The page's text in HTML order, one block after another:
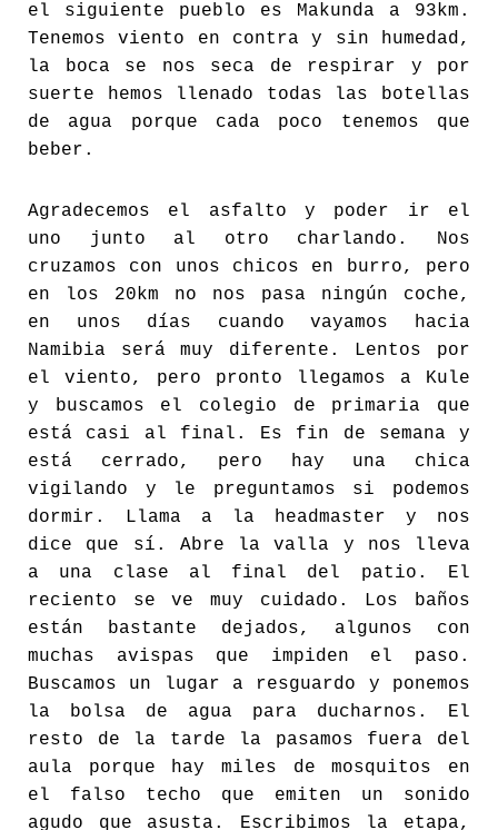
el siguiente pueblo es Makunda a 93km.
Tenemos viento en contra y sin humedad,
la boca se nos seca de respirar y por
suerte hemos llenado todas las botellas
de agua porque cada poco tenemos que
beber.
Agradecemos el asfalto y poder ir el
uno junto al otro charlando. Nos
cruzamos con unos chicos en burro, pero
en los 20km no nos pasa ningún coche,
en unos días cuando vayamos hacia
Namibia será muy diferente. Lentos por
el viento, pero pronto llegamos a Kule
y buscamos el colegio de primaria que
está casi al final. Es fin de semana y
está cerrado, pero hay una chica
vigilando y le preguntamos si podemos
dormir. Llama a la headmaster y nos
dice que sí. Abre la valla y nos lleva
a una clase al final del patio. El
reciento se ve muy cuidado. Los baños
están bastante dejados, algunos con
muchas avispas que impiden el paso.
Buscamos un lugar a resguardo y ponemos
la bolsa de agua para ducharnos. El
resto de la tarde la pasamos fuera del
aula porque hay miles de mosquitos en
el falso techo que emiten un sonido
agudo que asusta. Escribimos la etapa,